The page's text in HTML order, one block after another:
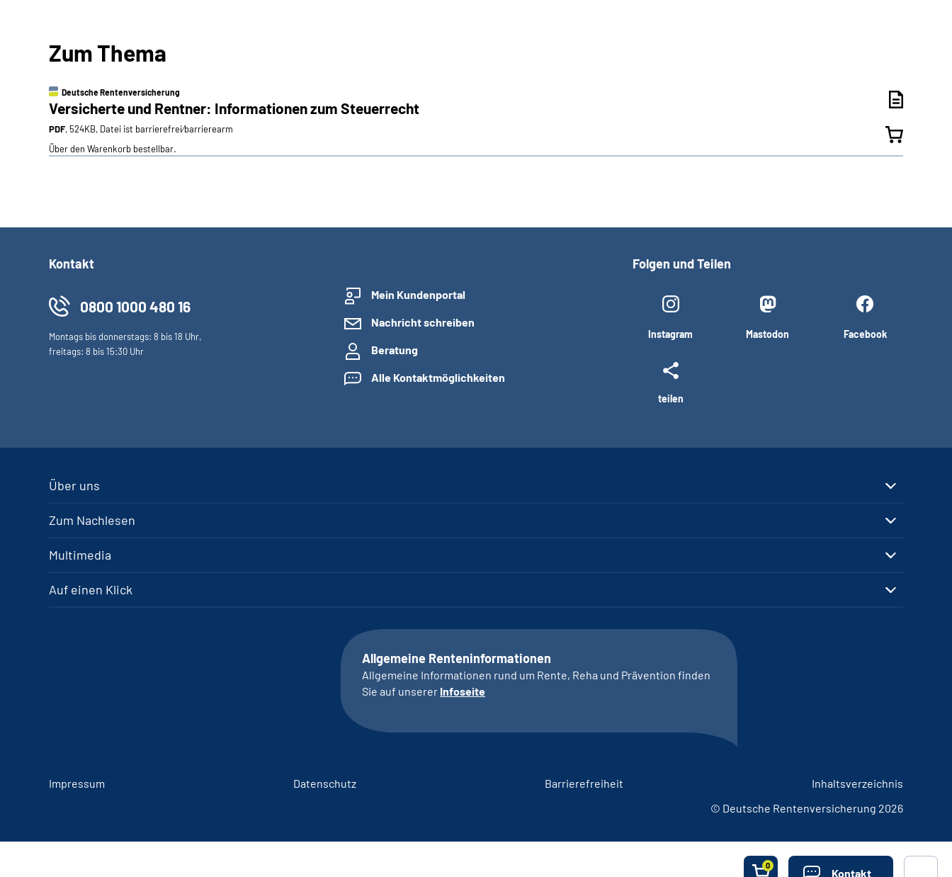
Zum Thema
Deutsche Rentenversicherung
Versicherte und Rentner: Informationen zum Steuerrecht
PDF, 524KB, Datei ist barrierefrei⁄barrierearm
Über den Warenkorb bestellbar.
0
Kontakt
Kontakt
0800 1000 480 16
Montags bis donnerstags: 8 bis 18 Uhr,
freitags: 8 bis 15:30 Uhr
Mein Kundenportal
Nachricht schreiben
Beratung
Alle Kontaktmöglichkeiten
Folgen und Teilen
Instagram Mastodon Facebook
teilen
Über uns
Zum Nachlesen
Multimedia
Auf einen Klick
Allgemeine Renteninformationen
Allgemeine Informationen rund um Rente, Reha und Prävention finden
Sie auf unserer Infoseite
Impressum Datenschutz Barrierefreiheit
Inhaltsverzeichnis
© Deutsche Rentenversicherung 2026